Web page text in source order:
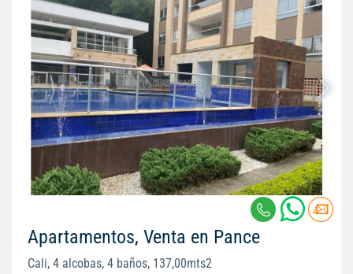
Apartamentos, Venta en Pance
Cali, 4 alcobas, 4 baños, 137,00mts2